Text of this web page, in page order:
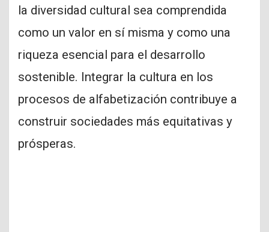
la diversidad cultural sea comprendida
como un valor en sí misma y como una
riqueza esencial para el desarrollo
sostenible. Integrar la cultura en los
procesos de alfabetización contribuye a
construir sociedades más equitativas y
prósperas.